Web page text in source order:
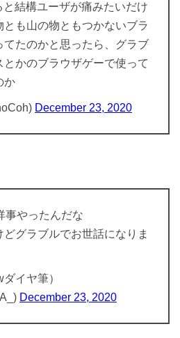
結構ユーザが痛みたいだけ
とも山の物ともつかないブラ
てたのかと思ったら、グラブ
とかのブラウザゲーで使って
か
December 23, 2020
事やったんだな
グラブルでお世話になりま
イヤ筆）
December 23, 2020